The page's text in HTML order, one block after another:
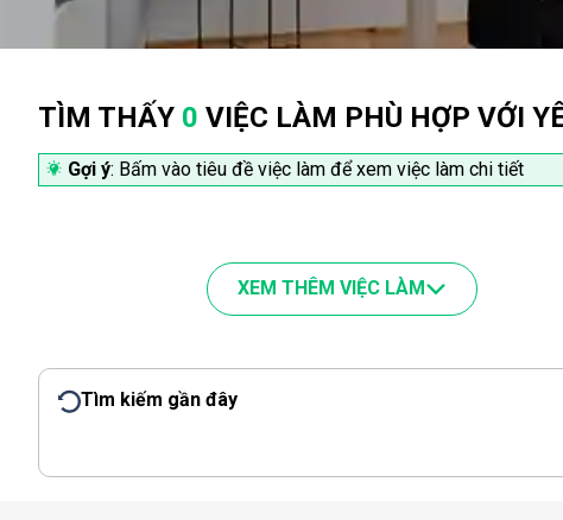
TÌM THẤY 0 VIỆC LÀM PHÙ HỢP VỚI
Gợi ý: Bấm vào tiêu đề việc làm để xem việc làm chi tiết
XEM THÊM VIỆC LÀM
Tìm kiếm gần đây